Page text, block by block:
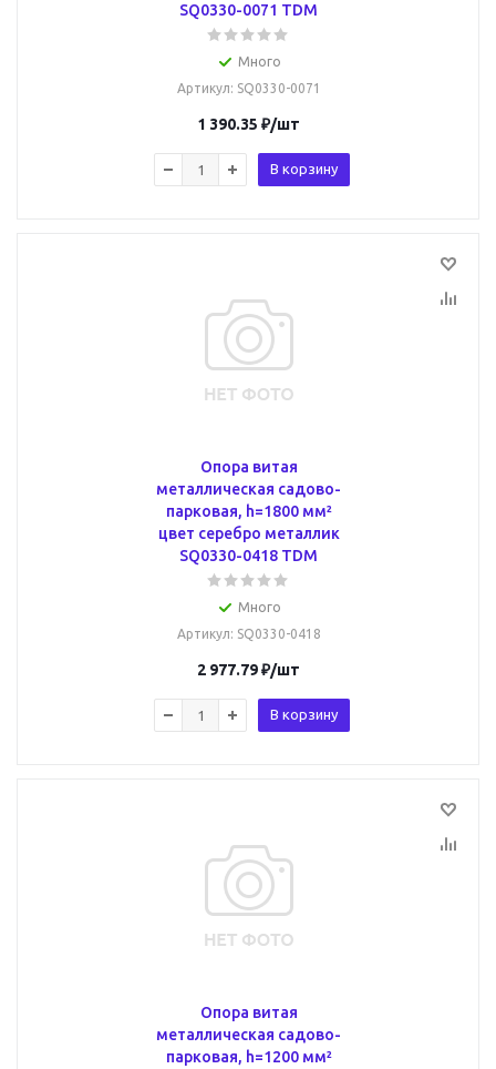
SQ0330-0071 TDM
Много
Артикул: SQ0330-0071
1 390.35 ₽/шт
В корзину
Опора витая
металлическая садово-
парковая, h=1800 мм²
цвет серебро металлик
SQ0330-0418 TDM
Много
Артикул: SQ0330-0418
2 977.79₽/шт
В корзину
Опора витая
металлическая садово-
парковая, h=1200 мм²